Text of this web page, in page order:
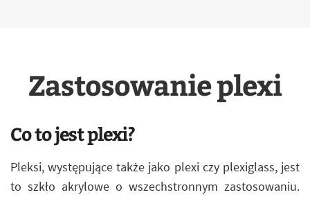
Zastosowanie plexi
Co to jest plexi?
Pleksi, występujące także jako plexi czy plexiglass, jest
to szkło akrylowe o wszechstronnym zastosowaniu.